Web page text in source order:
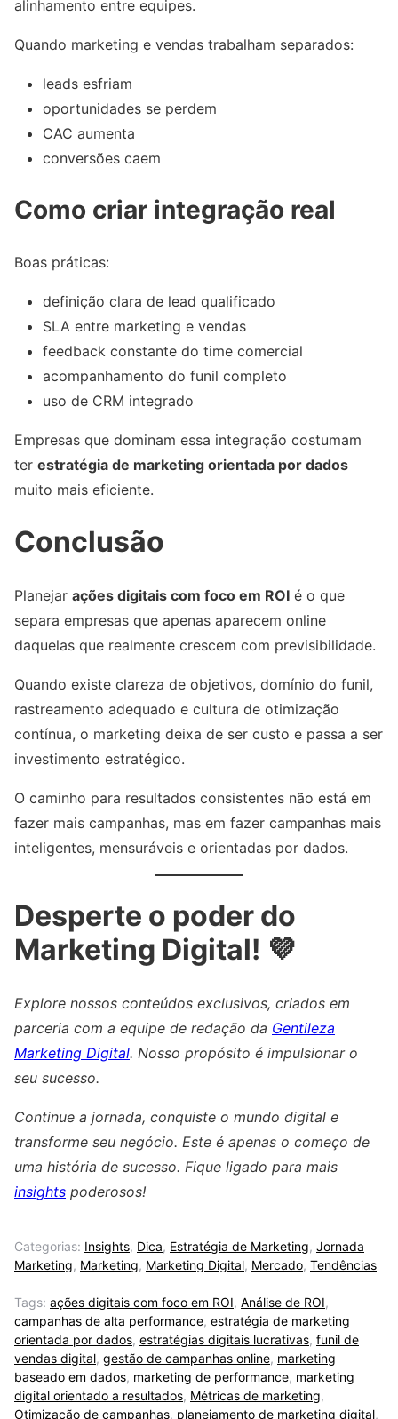
alinhamento entre equipes.
Quando marketing e vendas trabalham separados:
leads esfriam
oportunidades se perdem
CAC aumenta
conversões caem
Como criar integração real
Boas práticas:
definição clara de lead qualificado
SLA entre marketing e vendas
feedback constante do time comercial
acompanhamento do funil completo
uso de CRM integrado
Empresas que dominam essa integração costumam
ter estratégia de marketing orientada por dados
muito mais eficiente.
Conclusão
Planejar ações digitais com foco em ROI é o que
separa empresas que apenas aparecem online
daquelas que realmente crescem com previsibilidade.
Quando existe clareza de objetivos, domínio do funil,
rastreamento adequado e cultura de otimização
contínua, o marketing deixa de ser custo e passa a ser
investimento estratégico.
O caminho para resultados consistentes não está em
fazer mais campanhas, mas em fazer campanhas mais
inteligentes, mensuráveis e orientadas por dados.
Desperte o poder do
Marketing Digital! 💜
Explore nossos conteúdos exclusivos, criados em
parceria com a equipe de redação da Gentileza
Marketing Digital. Nosso propósito é impulsionar o
seu sucesso.
Continue a jornada, conquiste o mundo digital e
transforme seu negócio. Este é apenas o começo de
uma história de sucesso. Fique ligado para mais
insights poderosos!
Categorias: Insights, Dica, Estratégia de Marketing, Jornada
Marketing, Marketing, Marketing Digital, Mercado, Tendências
Tags: ações digitais com foco em ROI, Análise de ROI,
campanhas de alta performance, estratégia de marketing
orientada por dados, estratégias digitais lucrativas, funil de
vendas digital, gestão de campanhas online, marketing
baseado em dados, marketing de performance, marketing
digital orientado a resultados, Métricas de marketing,
Otimização de campanhas, planejamento de marketing digital,